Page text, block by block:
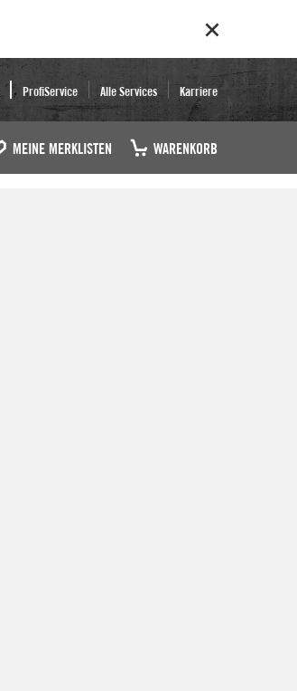
ProfiService Alle Services Karriere
MEINE MERKLISTEN WARENKORB